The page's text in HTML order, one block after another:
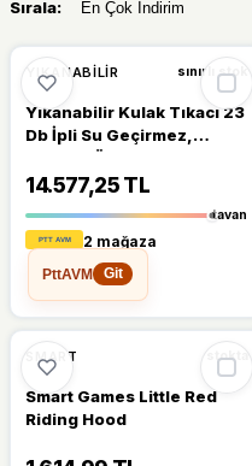
Sırala:
YIKANABILIR sınırlı stok
Yıkanabilir Kulak Tıkacı 23
Db İpli Su Geçirmez,
Gürültü Önleyici Yüzme
Uyku Seyahat İçin Tıkaç
14.577,25 TL
tavan
2 mağaza
PttAVM
Git
%23 %23 DÜŞTÜ
SMART stokta
Smart Games Little Red
Riding Hood